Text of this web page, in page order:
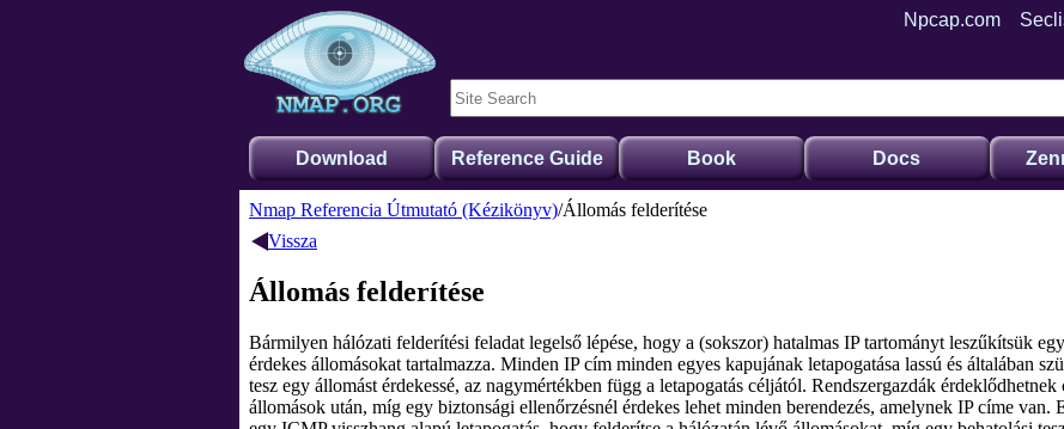
Npcap.com
Download Reference Guide Book Docs
Nmap Referencia Útmutató (Kézikönyv) Állomás felderítése
Vissza
Állomás felderítése
Bármilyen hálózati felderítési feladat legelső lépése, hogy a (sokszor) hatalmas IP tartományt leszűkítsük
érdekes állomásokat tartalmazza. Minden IP cím minden egyes kapujának letapogatása lassú és általában
tesz egy állomást érdekessé, az nagymértékben függ a letapogatás céljától. Rendszergazdák
állomások után, míg egy biztonsági ellenőrzésnél érdekes lehet minden berendezés, amelynek IP címe van.